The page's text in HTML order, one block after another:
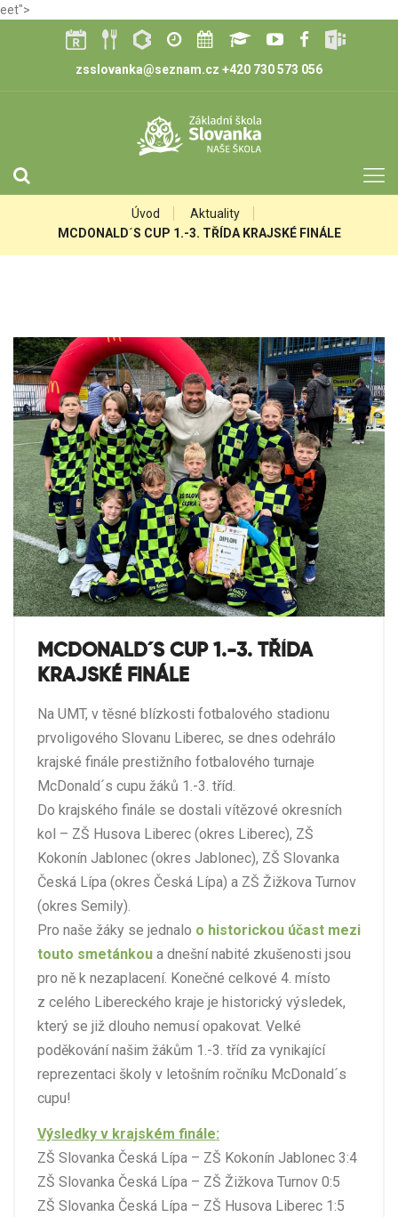
eet">
zsslovanka@seznam.cz +420 730 573 056
Úvod
Aktuality
MCDONALD´S CUP 1.-3. TŘÍDA KRAJSKÉ FINÁLE
MCDONALD´S CUP 1.-3. TŘÍDA
KRAJSKÉ FINÁLE
Na UMT, v těsné blízkosti fotbalového stadionu
prvoligového Slovanu Liberec, se dnes odehrálo
krajské finále prestižního fotbalového turnaje
McDonald´s cupu žáků 1.-3. tříd.
Do krajského finále se dostali vítězové okresních
kol – ZŠ Husova Liberec (okres Liberec), ZŠ
Kokonín Jablonec (okres Jablonec), ZŠ Slovanka
Česká Lípa (okres Česká Lípa) a ZŠ Žižkova Turnov
(okres Semily).
Pro naše žáky se jednalo o historickou účast mezi
touto smetánkou a dnešní nabité zkušenosti jsou
pro ně k nezaplacení. Konečné celkové 4. místo
z celého Libereckého kraje je historický výsledek,
který se již dlouho nemusí opakovat. Velké
poděkování našim žákům 1.-3. tříd za vynikající
reprezentaci školy v letošním ročníku McDonald´s
cupu!
Výsledky v krajském finále:
ZŠ Slovanka Česká Lípa – ZŠ Kokonín Jablonec 3:4
ZŠ Slovanka Česká Lípa – ZŠ Žižkova Turnov 0:5
ZŠ Slovanka Česká Lípa – ZŠ Husova Liberec 1:5